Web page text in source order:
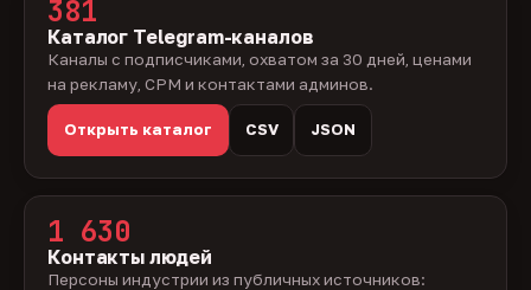
381
Каталог Telegram-каналов
Каналы с подписчиками, охватом за 30 дней, ценами
на рекламу, CPM и контактами админов.
Открыть каталог CSV JSON
1 630
Контакты людей
Персоны индустрии из публичных источников: